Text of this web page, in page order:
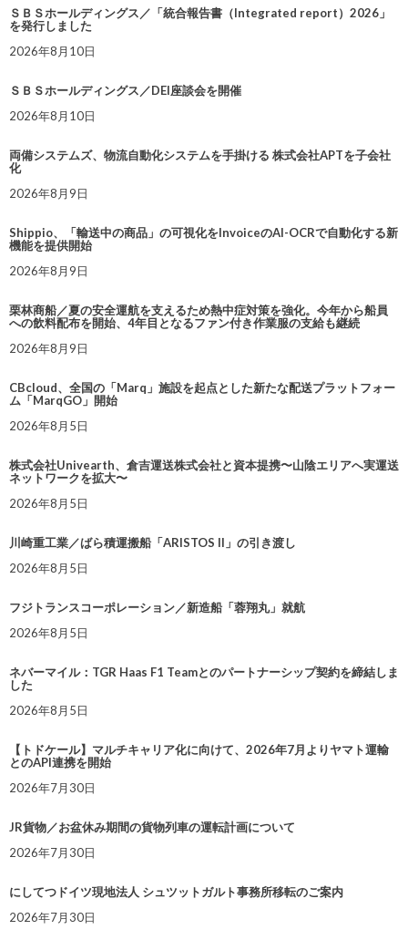
ＳＢＳホールディングス／「統合報告書（Integrated report）2026」
を発行しました
2026年8月10日
ＳＢＳホールディングス／DEI座談会を開催
2026年8月10日
両備システムズ、物流自動化システムを手掛ける 株式会社APTを子会社
化
2026年8月9日
Shippio、「輸送中の商品」の可視化をInvoiceのAI-OCRで自動化する新
機能を提供開始
2026年8月9日
栗林商船／夏の安全運航を支えるため熱中症対策を強化。今年から船員
への飲料配布を開始、4年目となるファン付き作業服の支給も継続
2026年8月9日
CBcloud、全国の「Marq」施設を起点とした新たな配送プラットフォー
ム「MarqGO」開始
2026年8月5日
株式会社Univearth、倉吉運送株式会社と資本提携〜山陰エリアへ実運送
ネットワークを拡大〜
2026年8月5日
川崎重工業／ばら積運搬船「ARISTOS II」の引き渡し
2026年8月5日
フジトランスコーポレーション／新造船「蓉翔丸」就航
2026年8月5日
ネバーマイル：TGR Haas F1 Teamとのパートナーシップ契約を締結しま
した
2026年8月5日
【トドケール】マルチキャリア化に向けて、2026年7月よりヤマト運輸
とのAPI連携を開始
2026年7月30日
JR貨物／お盆休み期間の貨物列車の運転計画について
2026年7月30日
にしてつドイツ現地法人 シュツットガルト事務所移転のご案内
2026年7月30日